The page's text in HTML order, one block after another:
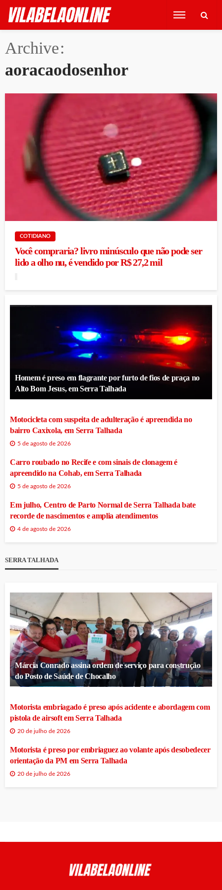
Archive
aoracaodosenhor
COTIDIANO
Você compraria? livro minúsculo que não pode ser
lido a olho nu, é vendido por R$ 27,2 mil
Homem é preso em flagrante por furto de fios de praça no
Alto Bom Jesus, em Serra Talhada
Motocicleta com suspeita de adulteração é apreendida no
bairro Caxixola, em Serra Talhada
5 de agosto de 2026
Carro roubado no Recife e com sinais de clonagem é
apreendido na Cohab, em Serra Talhada
5 de agosto de 2026
Em julho, Centro de Parto Normal de Serra Talhada bate
recorde de nascimentos e amplia atendimentos
4 de agosto de 2026
SERRA TALHADA
Márcia Conrado assina ordem de serviço para construção
do Posto de Saúde de Chocalho
Motorista embriagado é preso após acidente e abordagem com
pistola de airsoft em Serra Talhada
20 de julho de 2026
Motorista é preso por embriaguez ao volante após desobedecer
orientação da PM em Serra Talhada
20 de julho de 2026